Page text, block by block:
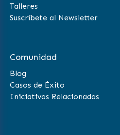
Talleres
Suscríbete al Newsletter
Comunidad
Blog
Casos de Éxito
Iniciativas Relacionadas